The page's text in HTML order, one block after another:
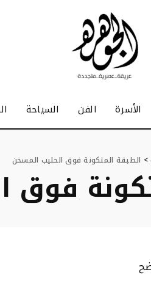
الأسرة الفن السياحة
> الطبقة المتكونة فوق الحليب المسخن
فوق